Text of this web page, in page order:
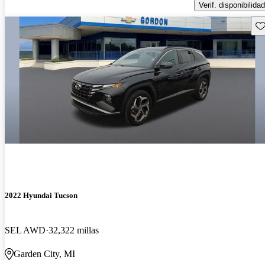
Verif. disponibilidad
2022 Hyundai Tucson
SEL AWD 32,322 millas
Garden City, MI